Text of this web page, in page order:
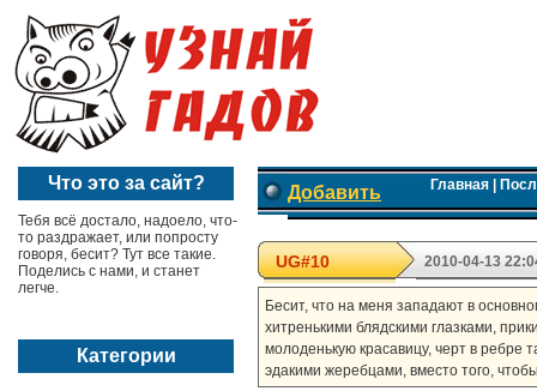
Что это за сайт?
Тебя всё достало, надоело, что-
то раздражает, или попросту
говоря, бесит? Тут все такие.
Поделись с нами, и станет
легче.
Категории
Добавить Главная|
UG#10 2010-04-13
Бесит, что на меня западают в
хитренькими блядскими глазками,
молоденькую красавицу, черт в ребре
эдакими жеребцами, вместо того,